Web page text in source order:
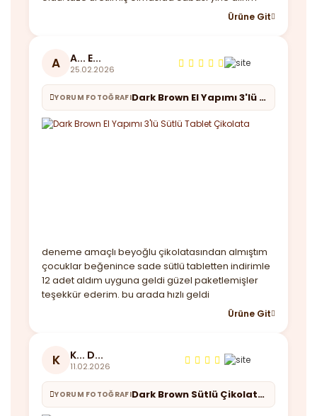
Ürüne Git
A A... E...
25.02.2026
YORUM FOTOĞRAFI Dark Brown El Yapımı 3'lü Sütlü Tablet Çikolata
deneme amaçlı beyoğlu çikolatasından almıştım
çocuklar beğenince sade sütlü tabletten indirimle
12 adet aldım uyguna geldi güzel paketlemişler
teşekkür ederim. bu arada hızlı geldi
Ürüne Git
K K... D...
11.02.2026
YORUM FOTOĞRAFI Dark Brown Sütlü Çikolata - 70 Adet Fındık Parçacıklı - Jumbo Boy Kutu